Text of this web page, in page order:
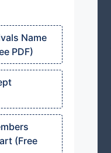
Name
PDF)
(Free